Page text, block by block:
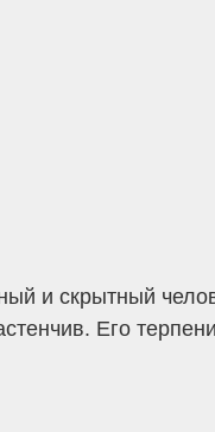
и скрытный
Его